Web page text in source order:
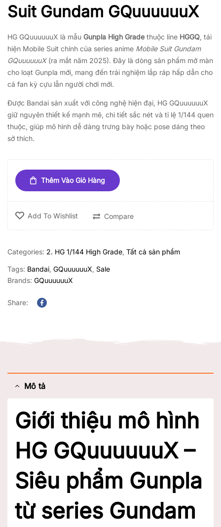
Suit Gundam GQuuuuuuX
HG GQuuuuuuX là mẫu Gunpla High Grade thuộc line HGGQ, tái
hiện Mobile Suit chính của series anime Mobile Suit Gundam
GQuuuuuuX(ra mắt năm 2025). Đây là dòng sản phẩm mở màn
cho loạt Gunpla mới, mang đến trải nghiệm lắp ráp hấp dẫn cho
cả fan kỳ cựu lẫn người chơi mới.
Được Bandai sản xuất với công nghệ hiện đại, HG GQuuuuuuX
giữ nguyên thiết kế mạnh mẽ, chi tiết sắc nét và tỉ lệ 1/144 quen
thuộc, giúp mô hình dễ dàng trưng bày hoặc pose dáng theo
sở thích.
Thêm Vào Giỏ Hàng
Add To Wishlist Compare
Categories: 2. HG 1/144 High Grade, Tất cả sản phẩm
Tags: Bandai, GQuuuuuuX, Sale
Brands: GQuuuuuuX
Share:
Mô tả
Giới thiệu mô hình
HG GQuuuuuuX –
Siêu phẩm Gunpla
từ series Gundam